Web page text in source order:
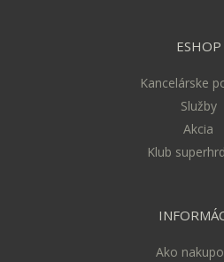
ESHOP
Kancelárske
Služby
Akcia
Klub
Ako